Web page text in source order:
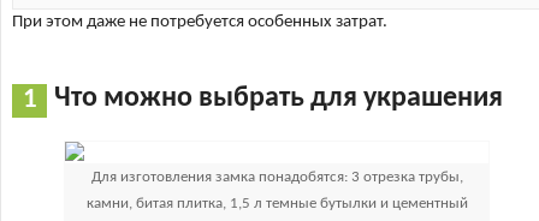
При этом даже не потребуется особенных затрат.
Что можно выбрать для украшения
Для изготовления замка понадобятся: 3 отрезка трубы,
камни, битая плитка, 1,5 л темные бутылки и цементный